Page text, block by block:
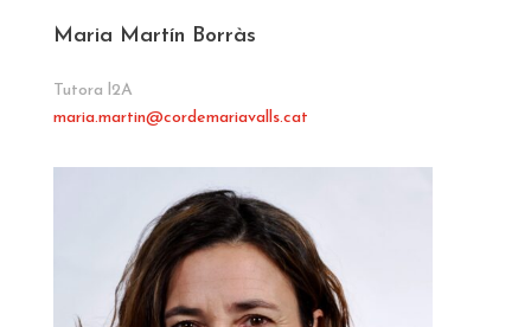
Maria Martín Borràs
Tutora l2A
maria.martin@cordemariavalls.cat